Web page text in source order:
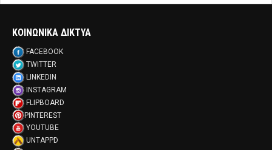
ΚΟΙΝΩΝΙΚΑ ΔΙΚΤΥΑ
FACEBOOK
TWITTER
LINKEDIN
INSTAGRAM
FLIPBOARD
PINTEREST
YOUTUBE
UNTAPPD